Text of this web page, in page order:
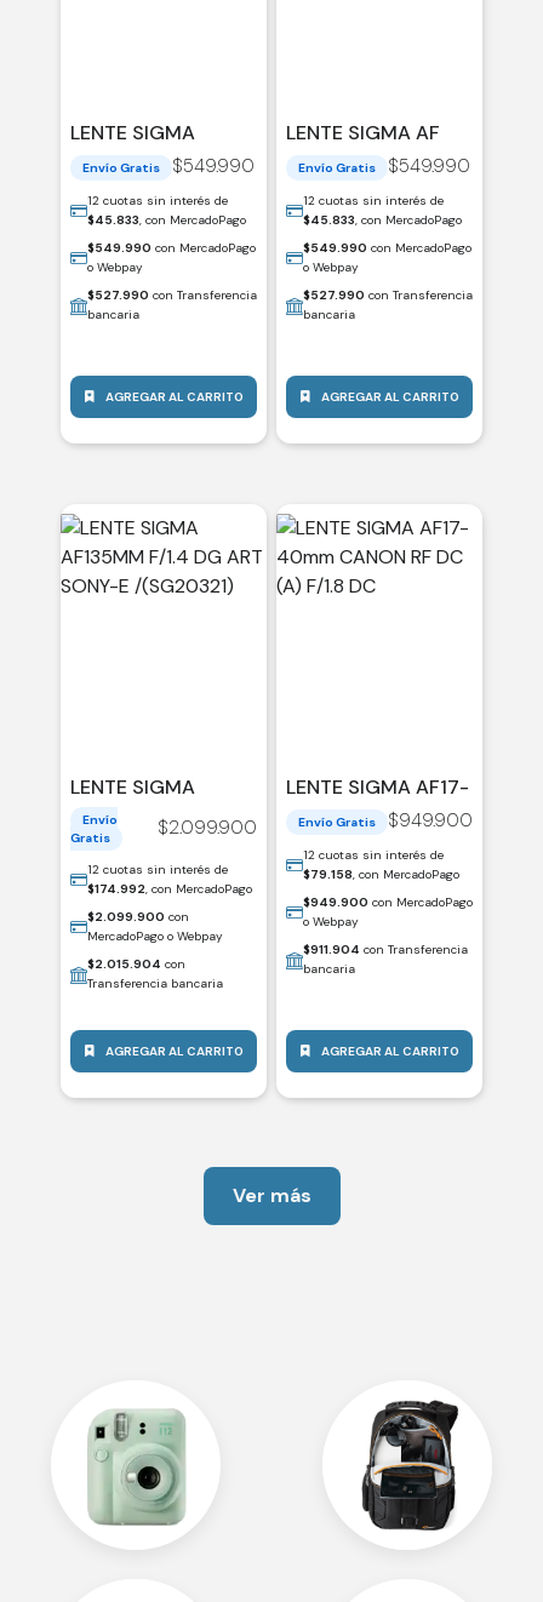
LENTE SIGMA
AF15MM FUJI-X DC
F/1.4 (C) / 406752
$549.990
Envío Gratis
12 cuotas sin interés de
$45.833, con MercadoPago
$549.990 con MercadoPago
o Webpay
$527.990 con Transferencia
bancaria
AGREGAR AL CARRITO
LENTE SIGMA AF
15MM SONY-E DC
F/1.4 (C) / 406633
$549.990
Envío Gratis
12 cuotas sin interés de
$45.833, con MercadoPago
$549.990 con MercadoPago
o Webpay
$527.990 con Transferencia
bancaria
AGREGAR AL CARRITO
LENTE SIGMA
AF135MM F/1.4 DG
ART SONY-E
/(SG20321)
$2.099.900
Envío
Gratis
12 cuotas sin interés de
$174.992, con MercadoPago
$2.099.900 con
MercadoPago o Webpay
$2.015.904 con
Transferencia bancaria
AGREGAR AL CARRITO
LENTE SIGMA AF17-
40MM CANON RF
DC (A) F/1.8 DC
$949.900
Envío Gratis
12 cuotas sin interés de
$79.158, con MercadoPago
$949.900 con MercadoPago
o Webpay
$911.904 con Transferencia
bancaria
AGREGAR AL CARRITO
Ver más